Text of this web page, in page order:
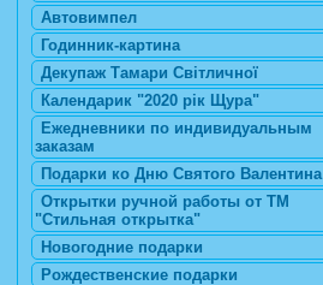
Автовимпел
Годинник-картина
Декупаж Тамари Світличної
Календарик "2020 рік Щура"
Ежедневники по индивидуальным
заказам
Подарки ко Дню Святого Валентина
Открытки ручной работы от ТМ
"Стильная открытка"
Новогодние подарки
Рождественские подарки